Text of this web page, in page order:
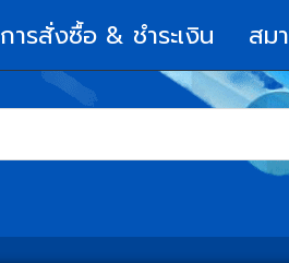
การสั่งซื้อ & ชำระเงิน สม